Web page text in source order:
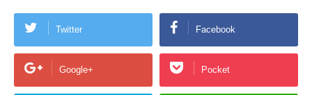
Twitter Facebook
Google+ Pocket